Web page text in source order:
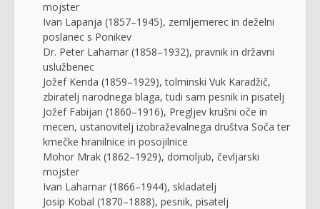
mojster
Ivan Lapanja (1857–1945), zemljemerec in deželni
poslanec s Ponikev
Dr. Peter Laharnar (1858–1932), pravnik in državni
uslužbenec
Jožef Kenda (1859–1929), tolminski Vuk Karadžič,
zbiratelj narodnega blaga, tudi sam pesnik in pisatelj
Jožef Fabijan (1860–1916), Pregljev krušni oče in
mecen, ustanovitelj izobraževalnega društva Soča ter
kmečke hranilnice in posojilnice
Mohor Mrak (1862–1929), domoljub, čevljarski
mojster
Ivan Laharnar (1866–1944), skladatelj
Josip Kobal (1870–1888), pesnik, pisatelj